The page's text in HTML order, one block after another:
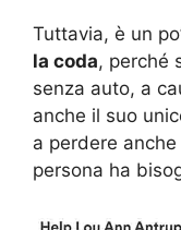
Tuttavia, è un
la coda, perché
senza auto, a
anche il suo
a perdere anche
persona ha